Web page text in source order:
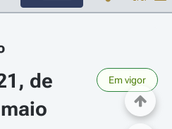
de
Em vigor